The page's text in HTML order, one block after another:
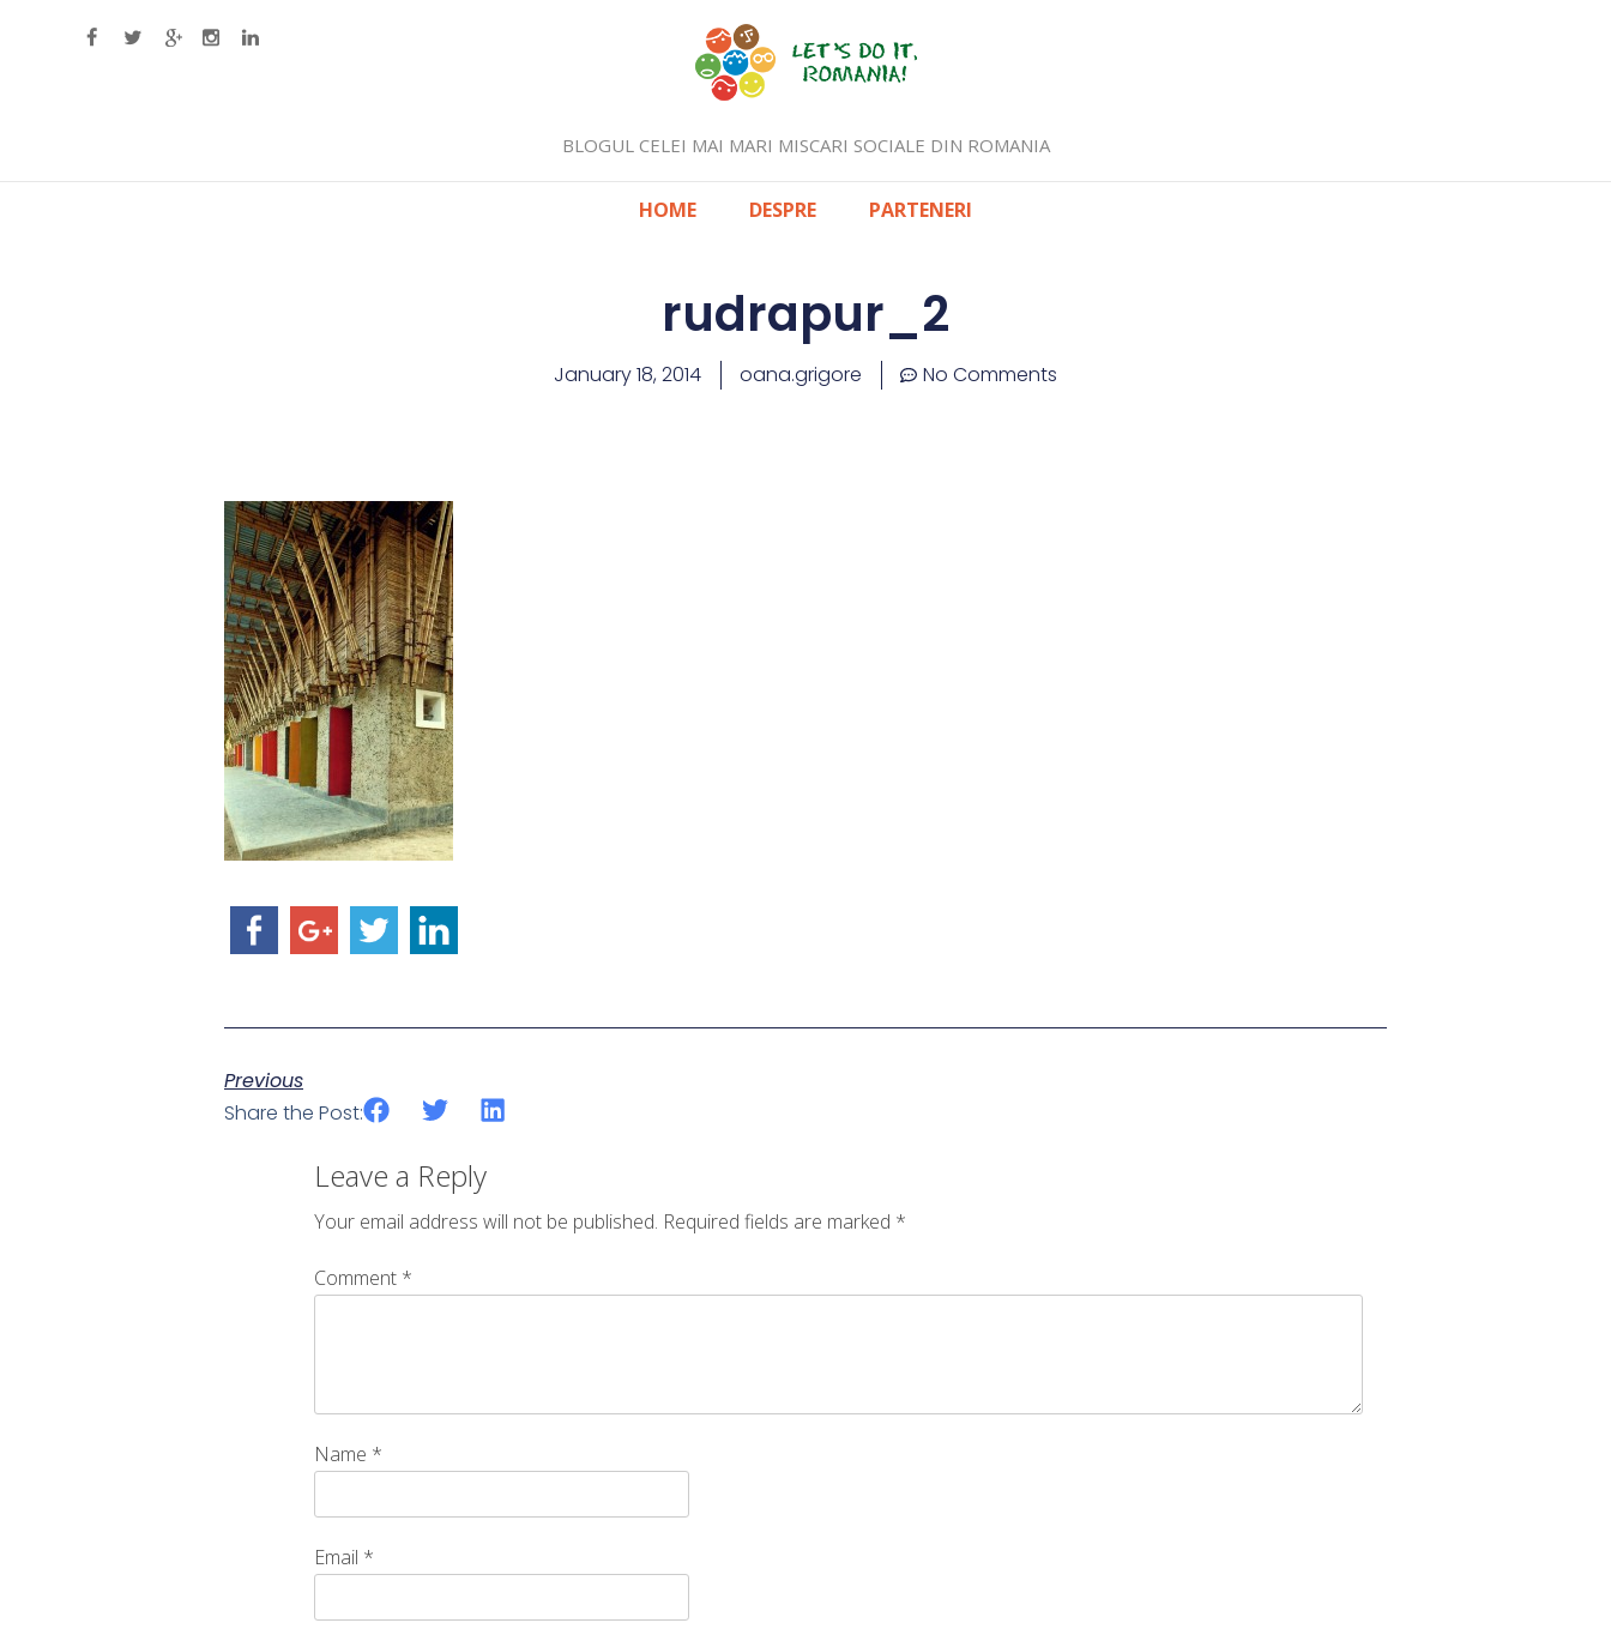
BLOGUL CELEI MAI MARI MISCARI SOCIALE DIN ROMANIA
HOME DESPRE PARTENERI
rudrapur_2
January 18, 2014 oana.grigore No Comments
Previous
Share the Post:
Leave a Reply
Your email address will not be published. Required fields are marked *
Comment *
Name *
Email *